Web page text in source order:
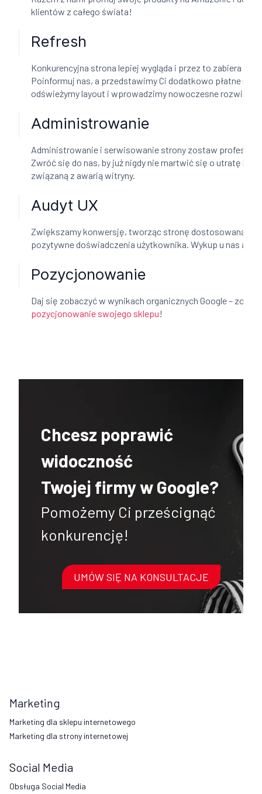
klientów z całego świata!
Refresh
Konkurencyjna strona lepiej wygląda i przez to zabiera Ci
Poinformuj nas, a przedstawimy Ci dodatkowo płatne
odświeżymy layout i wprowadzimy nowoczesne
Administrowanie
Administrowanie i serwisowanie strony zostaw
Zwróć się do nas, by już nigdy nie martwić się o utratę
związaną z awarią witryny.
Audyt UX
Zwiększamy konwersję, tworząc stronę dostosowaną pod
pozytywne doświadczenia użytkownika. Wykup u nas
Pozycjonowanie
Daj się zobaczyć w wynikach organicznych Google –
pozycjonowanie swojego sklepu!
Chcesz poprawić
widoczność
Twojej firmy w Google?
Pomożemy Ci prześcignąć
konkurencję!
UMÓW SIĘ NA KONSULTACJE
Marketing
Marketing dla sklepu internetowego
Marketing dla strony internetowej
Social Media
Obsługa Social Media